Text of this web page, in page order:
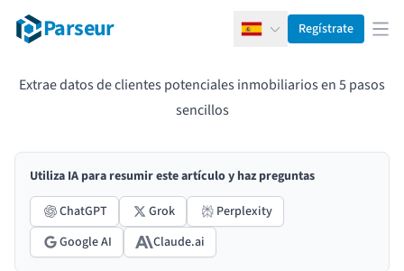
Parseur EspañolRegístrate
Extrae datos de clientes potenciales inmobiliarios en 5 pasos
sencillos
Utiliza IA para resumir este artículo y haz preguntas
ChatGPT
Grok
Perplexity
Google AI
Claude.ai